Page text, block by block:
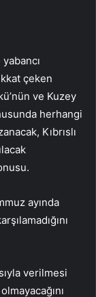
çeken
ve Kuzey
herhangi
Kıbrıslı
ayında
verilmesi